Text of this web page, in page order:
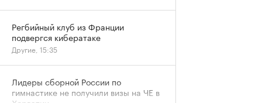
Регбийный клуб из Франции
подвергся кибератаке
Другие, 15:35
Лидеры сборной России по
гимнастике не получили визы на ЧЕ в